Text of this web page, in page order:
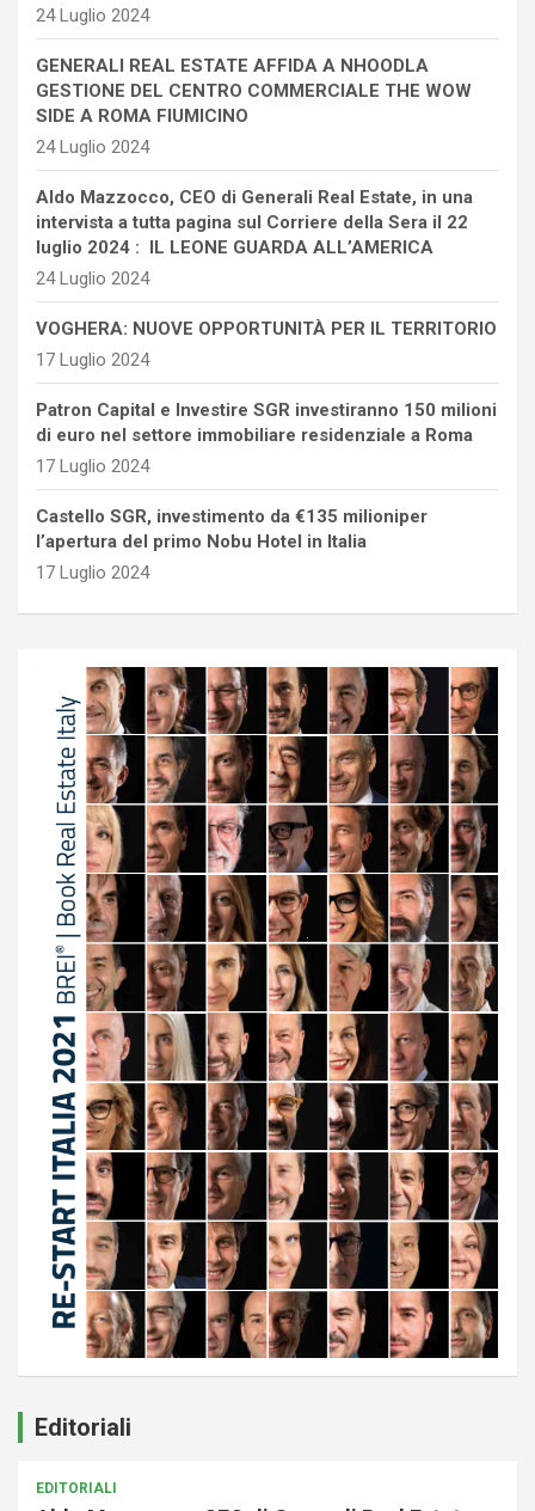
24 Luglio 2024
GENERALI REAL ESTATE AFFIDA A NHOODLA
GESTIONE DEL CENTRO COMMERCIALE THE WOW
SIDE A ROMA FIUMICINO
24 Luglio 2024
Aldo Mazzocco, CEO di Generali Real Estate, in una
intervista a tutta pagina sul Corriere della Sera il 22
luglio 2024 : IL LEONE GUARDA ALL’AMERICA
24 Luglio 2024
VOGHERA: NUOVE OPPORTUNITÀ PER IL TERRITORIO
17 Luglio 2024
Patron Capital e Investire SGR investiranno 150 milioni
di euro nel settore immobiliare residenziale a Roma
17 Luglio 2024
Castello SGR, investimento da €135 milioniper
l’apertura del primo Nobu Hotel in Italia
17 Luglio 2024
Editoriali
EDITORIALI